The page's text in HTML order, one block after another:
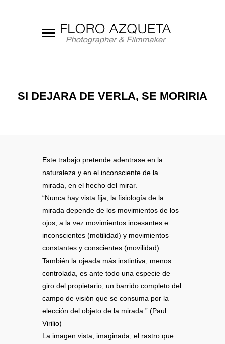
SI DEJARA DE VERLA, SE MORIRIA
Este trabajo pretende adentrase en la
naturaleza y en el inconsciente de la
mirada, en el hecho del mirar.
“Nunca hay vista fija, la fisiología de la
mirada depende de los movimientos de los
ojos, a la vez movimientos incesantes e
inconscientes (motilidad) y movimientos
constantes y conscientes (movilidad).
También la ojeada más instintiva, menos
controlada, es ante todo una especie de
giro del propietario, un barrido completo del
campo de visión que se consuma por la
elección del objeto de la mirada.” (Paul
Virilio)
La imagen vista, imaginada, el rastro que